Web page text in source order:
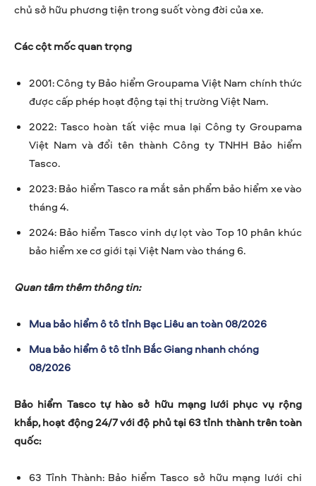
chủ sở hữu phương tiện trong suốt vòng đời của xe.
Các cột mốc quan trọng
2001: Công ty Bảo hiểm Groupama Việt Nam chính thức
được cấp phép hoạt động tại thị trường Việt Nam.
2022: Tasco hoàn tất việc mua lại Công ty Groupama
Việt Nam và đổi tên thành Công ty TNHH Bảo hiểm
Tasco.
2023: Bảo hiểm Tasco ra mắt sản phẩm bảo hiểm xe vào
tháng 4.
2024: Bảo hiểm Tasco vinh dự lọt vào Top 10 phân khúc
bảo hiểm xe cơ giới tại Việt Nam vào tháng 6.
Quan tâm thêm thông tin:
Mua bảo hiểm ô tô tỉnh Bạc Liêu an toàn 08/2026
Mua bảo hiểm ô tô tỉnh Bắc Giang nhanh chóng
08/2026
Bảo hiểm Tasco tự hào sở hữu mạng lưới phục vụ rộng
khắp, hoạt động 24/7 với độ phủ tại 63 tỉnh thành trên toàn
quốc:
63 Tỉnh Thành: Bảo hiểm Tasco sở hữu mạng lưới chi